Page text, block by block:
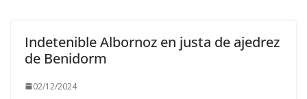
Indetenible Albornoz en justa de ajedrez
de Benidorm
02/12/2024